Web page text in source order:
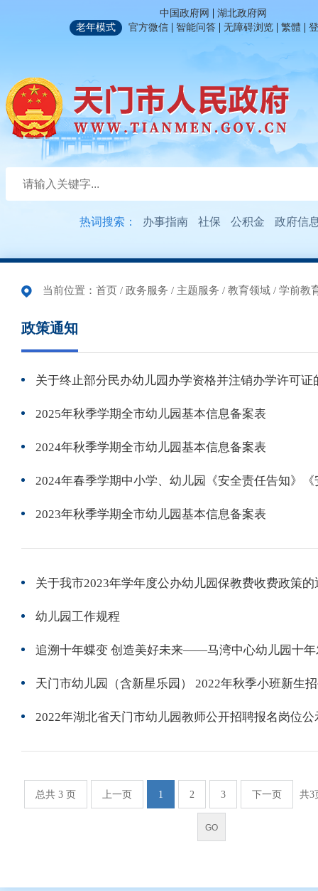
中国政府网 | 湖北政府网
老年模式
官方微信 | 智能问答 | 无障碍浏览 | 繁體 |
热词搜索： 办事指南 社保 公积金 政府信
当前位置： 首页 / 政务服务 / 主题服务 / 教育领域 / 学前教
政策通知
关于终止部分民办幼儿园办学资格并注销办学许可证
2025年秋季学期全市幼儿园基本信息备案表
2024年秋季学期全市幼儿园基本信息备案表
2024年春季学期中小学、幼儿园《安全责任告知》
2023年秋季学期全市幼儿园基本信息备案表
关于我市2023年学年度公办幼儿园保教费收费政策的
幼儿园工作规程
追溯十年蝶变 创造美好未来——马湾中心幼儿园十年
天门市幼儿园（含新星乐园） 2022年秋季小班新生
2022年湖北省天门市幼儿园教师公开招聘报名岗位公
总共 3 页 上一页 1 2 3 下一页 共3